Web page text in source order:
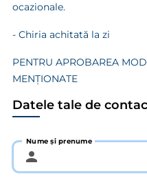
ocazionale.
- Chiria achitată la zi
PENTRU APROBAREA
MENŢIONATE
Datele tale de
Nume și prenume